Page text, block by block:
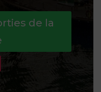
de la